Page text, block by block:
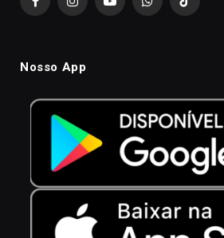
FacebookInstagramYouTubeWhatsAppTikTok
Nosso App